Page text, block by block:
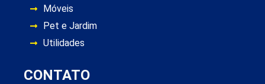
Móveis
Pet e Jardim
Utilidades
CONTATO